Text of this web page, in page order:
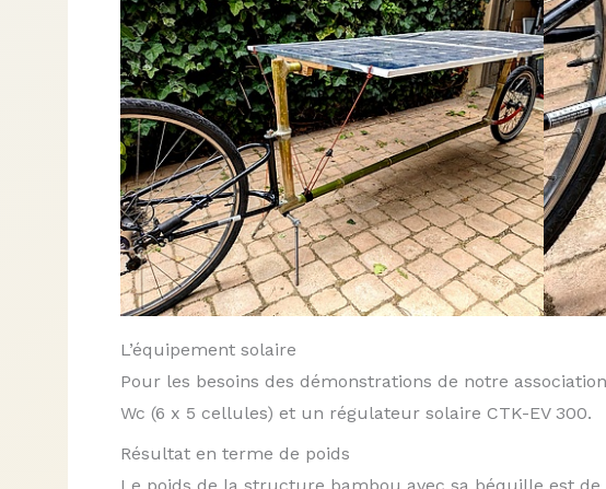
L’équipement solaire
Pour les besoins des démonstrations de notre
Wc (6 x 5 cellules) et un régulateur solaire CTK-EV 300.
Résultat en terme de poids
Le poids de la structure bambou avec sa béquille est